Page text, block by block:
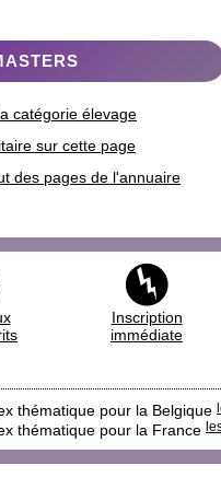
catégorie élevage
sur cette page
des pages de l'annuaire
Inscription
immédiate